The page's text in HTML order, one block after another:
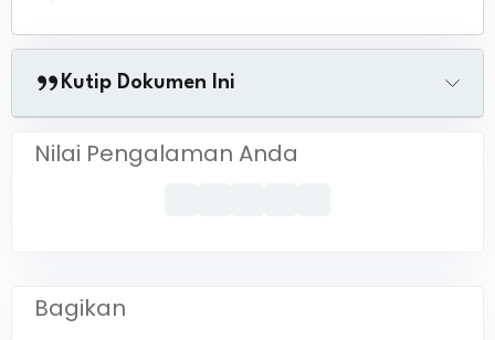
Kutip Dokumen Ini
Nilai Pengalaman Anda
Bagikan